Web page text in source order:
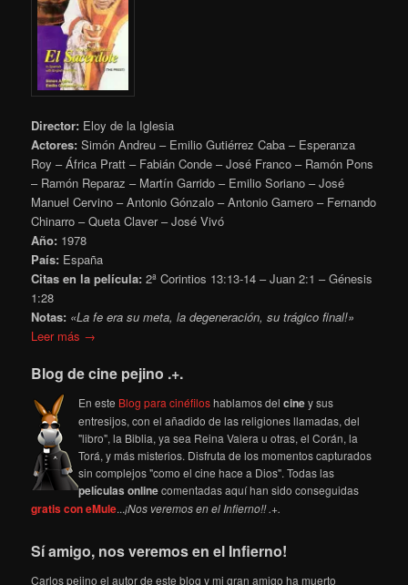
Director: Eloy de la Iglesia
Actores: Simón Andreu – Emilio Gutiérrez Caba – Esperanza
Roy – África Pratt – Fabián Conde – José Franco – Ramón Pons
– Ramón Reparaz – Martín Garrido – Emilio Soriano – José
Manuel Cervino – Antonio Gónzalo – Antonio Gamero – Fernando
Chinarro – Queta Claver – José Vivó
Año: 1978
País: España
Citas en la película: 2ª Corintios 13:13-14 – Juan 2:1 – Génesis
1:28
Notas: «La fe era su meta, la degeneración, su trágico final!»
Leer más →
Blog de cine pejino .+.
En este Blog para cinéfiloshablamos delciney sus
entresijos, con el añadido de las religiones llamadas, del
"libro", la Biblia, ya sea Reina Valera u otras, el Corán, la
Torá, y más misterios. Disfruta de los momentos capturados
sin complejos "como el cine hace a Dios". Todas las
películas onlinecomentadas aquí han sido conseguidas
gratis con eMule...¡Nos veremos en el Infierno!! .+.
Sí amigo, nos veremos en el Infierno!
Carlos pejino el autor de este blog y mi gran amigo ha muerto